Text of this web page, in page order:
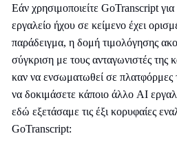
Εάν χρησιμοποιείτε GoTranscript για
εργαλείο ήχου σε κείμενο έχει
παράδειγμα, η δομή τιμολόγησης
σύγκριση με τους ανταγωνιστές της
καν να ενσωματωθεί σε πλατφόρμες
να δοκιμάσετε κάποιο άλλο AI
εδώ εξετάσαμε τις έξι κορυφαίες
GoTranscript: